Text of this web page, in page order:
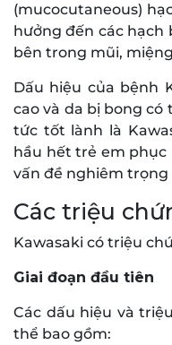
(mucocutaneous)
hưởng đến các hạch
bên trong mũi,
Dấu hiệu của bệnh
cao và da bị bong
tức tốt lành là
hầu hết trẻ em phục
vấn đề nghiêm trọng
Các triệu
Kawasaki có triệu
Giai đoạn đầu tiên
Các dấu hiệu và
thể bao gồm: